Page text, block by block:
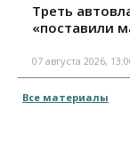
Треть
«поставили
07 августа 2026,
Все материалы